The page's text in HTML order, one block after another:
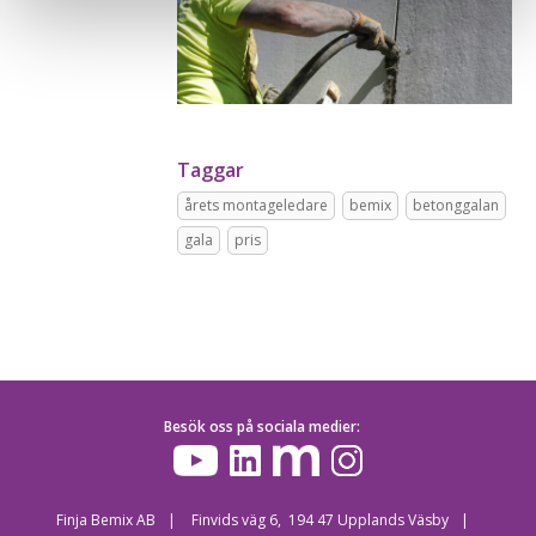
Taggar
årets montageledare bemix
betonggalan
gala
pris
Besök oss på sociala medier:
Finja Bemix AB Finvids väg 6, 194 47 Upplands Väsby